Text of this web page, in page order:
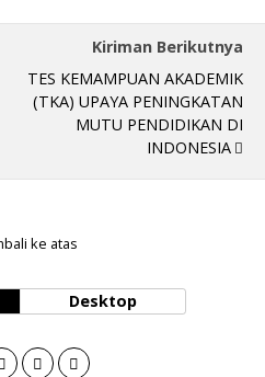
Kiriman Berikutnya
TES KEMAMPUAN AKADEMIK
(TKA) UPAYA PENINGKATAN
MUTU PENDIDIKAN DI
INDONESIA
ke atas
Desktop